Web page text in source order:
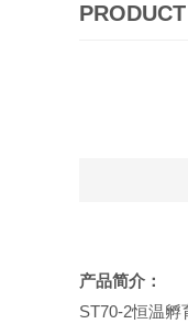
产品简介 ：
ST70-2恒温